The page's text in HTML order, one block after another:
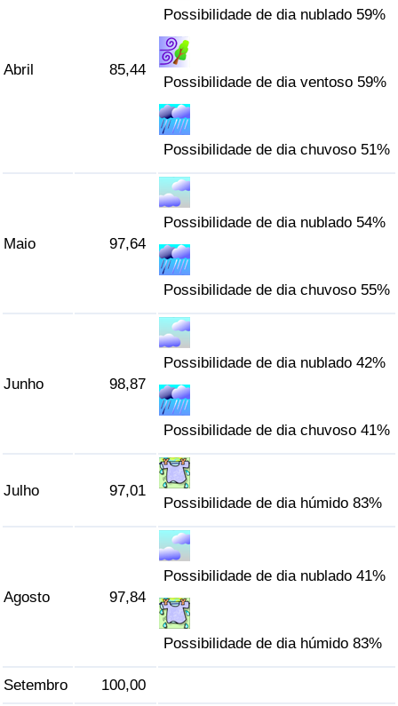
Abril 85,44
Possibilidade de dia nublado 59%
Possibilidade de dia ventoso 59%
Possibilidade de dia chuvoso 51%
Maio 97,64
Possibilidade de dia nublado 54%
Possibilidade de dia chuvoso 55%
Junho 98,87
Possibilidade de dia nublado 42%
Possibilidade de dia chuvoso 41%
Julho 97,01
Possibilidade de dia húmido 83%
Agosto 97,84
Possibilidade de dia nublado 41%
Possibilidade de dia húmido 83%
Setembro 100,00